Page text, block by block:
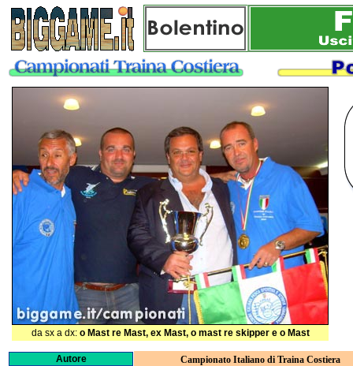
Autore Campionato Italiano di Traina Costiera
da sx a dx: o Mast re Mast, ex Mast, o mast re skipper e o Mast